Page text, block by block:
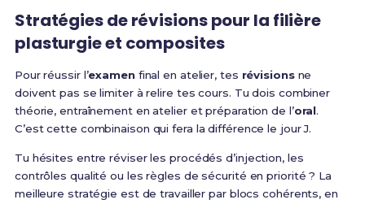
Stratégies de révisions pour la filière
plasturgie et composites
Pour réussir l’examenfinal en atelier, tes révisionsne
doivent pas se limiter à relire tes cours. Tu dois combiner
théorie, entraînement en atelier et préparation de l’oral.
C’est cette combinaison qui fera la différence le jour J.
Tu hésites entre réviser les procédés d’injection, les
contrôles qualité ou les règles de sécurité en priorité ? La
meilleure stratégie est de travailler par blocs cohérents, en